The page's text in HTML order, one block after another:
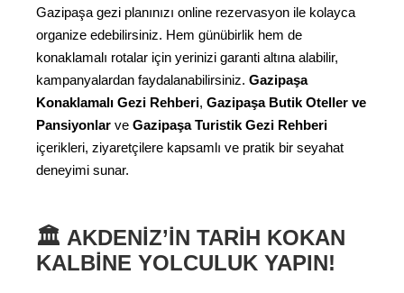
Gazipaşa gezi planınızı online rezervasyon ile kolayca
organize edebilirsiniz. Hem günübirlik hem de
konaklamalı rotalar için yerinizi garanti altına alabilir,
kampanyalardan faydalanabilirsiniz. Gazipaşa
Konaklamalı Gezi Rehberi, Gazipaşa Butik Oteller ve
Pansiyonlar ve Gazipaşa Turistik Gezi Rehberi
içerikleri, ziyaretçilere kapsamlı ve pratik bir seyahat
deneyimi sunar.
🏛️ AKDENIZ’IN TARIH KOKAN
KALBINE YOLCULUK YAPIN!